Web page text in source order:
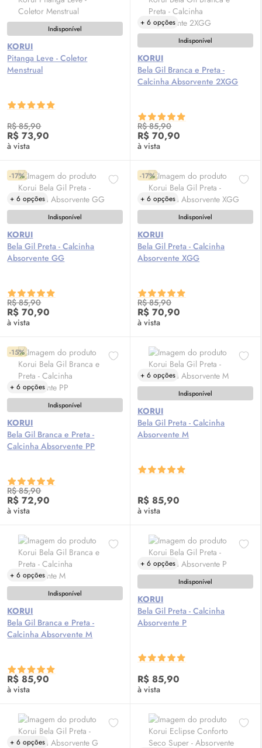
Indisponível
KORUI
Pitanga Leve - Coletor
Menstrual
R$ 85,90
R$ 73,90
à vista
+ 6 opções
Indisponível
KORUI
Bela Gil Branca e Preta -
Calcinha Absorvente 2XGG
R$ 85,90
R$ 70,90
à vista
-17%
+ 6 opções
Indisponível
KORUI
Bela Gil Preta - Calcinha
Absorvente GG
R$ 85,90
R$ 70,90
à vista
-17%
+ 6 opções
Indisponível
KORUI
Bela Gil Preta - Calcinha
Absorvente XGG
R$ 85,90
R$ 70,90
à vista
-15%
+ 6 opções
Indisponível
KORUI
Bela Gil Branca e Preta -
Calcinha Absorvente PP
R$ 85,90
R$ 72,90
à vista
+ 6 opções
Indisponível
KORUI
Bela Gil Preta - Calcinha
Absorvente M
R$ 85,90
à vista
+ 6 opções
Indisponível
KORUI
Bela Gil Branca e Preta -
Calcinha Absorvente M
R$ 85,90
à vista
+ 6 opções
Indisponível
KORUI
Bela Gil Preta - Calcinha
Absorvente P
R$ 85,90
à vista
+ 6 opções